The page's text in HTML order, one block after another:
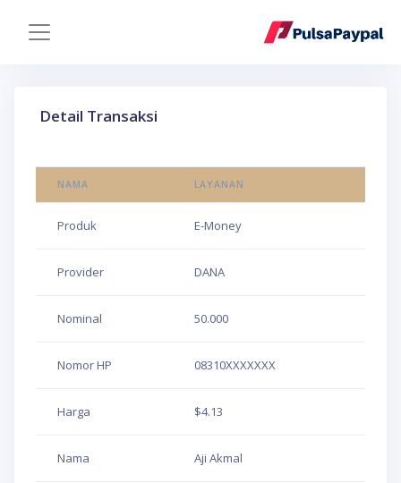
Detail Transaksi
NAMA LAYANAN
Produk E-Money
Provider DANA
Nominal 50.000
Nomor HP 08310XXXXXXX
Harga $4.13
Nama Aji Akmal